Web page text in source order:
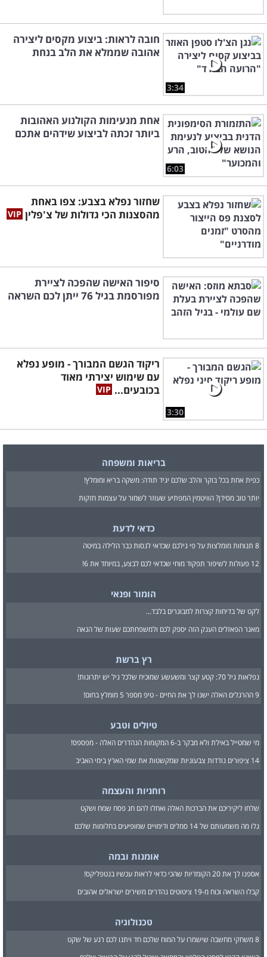
3:34
חובה לראות: ביצוע מקסים ליצירה
אהובה שממלא את הלב בנחת
6:03
אחת מנעימות הקולנוע האהובות
ביותר זכתה לביצוע שידהים אתכם
שחזור נפלא בצבע: צפו באחת
מהסצנות הכי גדולות של צ'פלין
סיפור האישה שהפכה לציירת
מפורסמת בגיל 76 ייתן לכם השראה
3:30
ריקוד הגשם המבורך - מופע נפלא
עם שימוש יצירתי מאוד
בכובעים...
בריאות ומשפחה
כפית אחת בכל בוקר והלב שלכם יגיד תודה: משקה בריא ומומלץ!
יותר טוב מסידן? הוויטמין המפתיע שעוזר לשמור על עצמות חזקות
כדאי לדעת
8 תנוחות מומלצות על פי גילכם שכדאי לנסות כבר הלילה במיטה
12 פעולות לשיפור תפקוד מוחי שכדאי לכם לבצע, במיוחד את 6!
הומור ופנאי
לקט של בדיחות קצרות למבוגרים בלבד...
מאגר הפאזלים הענק הזה יספק לכם ולמשפחתכם שעות של הנאה
רץ ברשת
נפלאות גיל 70: קטע קצר ומשעשע שמוכיח שלכל גיל יש יתרונות!
9 ההרגלים האלה ישנו לך את החיים - טיפ מספר 5 מומלץ בחום!
טיולים וטבע
מי שמטייל באילת ולא מבקר ב-6 המקומות הנהדרים האלה - מפספס!
14 ציפורים נודדות צבעוניות שמקשטות את שמי הארץ בימי האביב
רוחניות והעצמה
שלחו ליקיריכם את הברכות האלה ואחלו להם חג פסח שמח ושקט
גלו מה משמעותם של 14 סמלים ודימויים שמופיעים בחלומות שלכם
אומנות ובמה
אספנו לך את 20 הקומדיות שהכי כדאי לראות עכשיו בנטפליקס!
קבלו השראה וכוח מ-19 ציטוטים נהדרים משירים ישראלים אהובים
טכנולוגיה
8 משחקי מחשבה שישמרו על המוח שלכם חד ויתנו לכם רגע של שקט